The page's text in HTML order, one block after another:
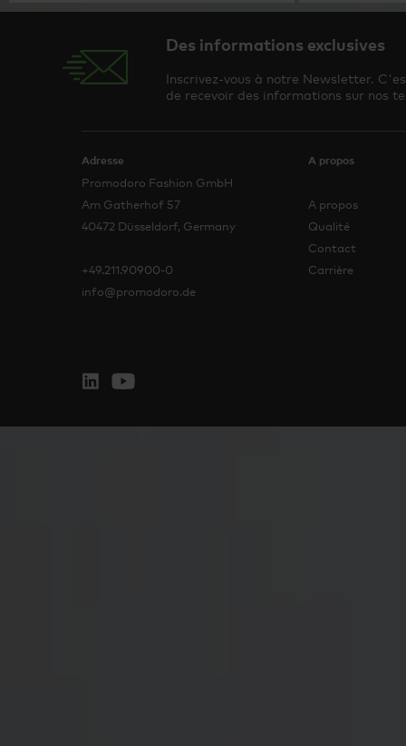
Des informations exclusives
Inscrivez-vous à notre Newsletter.
de recevoir des informations sur nos
Adresse
Promodoro Fashion GmbH
Am Gatherhof 57
40472 Düsseldorf, Germany
+49.211.90900-0
info@promodoro.de
A propos
A propos
Qualité
Contact
Carrière